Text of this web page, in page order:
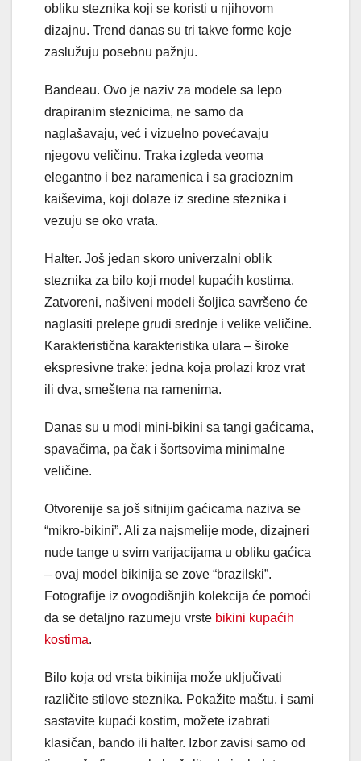
obliku steznika koji se koristi u njihovom
dizajnu. Trend danas su tri takve forme koje
zaslužuju posebnu pažnju.
Bandeau. Ovo je naziv za modele sa lepo
drapiranim steznicima, ne samo da
naglašavaju, već i vizuelno povećavaju
njegovu veličinu. Traka izgleda veoma
elegantno i bez naramenica i sa gracioznim
kaiševima, koji dolaze iz sredine steznika i
vezuju se oko vrata.
Halter. Još jedan skoro univerzalni oblik
steznika za bilo koji model kupaćih kostima.
Zatvoreni, našiveni modeli šoljica savršeno će
naglasiti prelepe grudi srednje i velike veličine.
Karakteristična karakteristika ulara – široke
ekspresivne trake: jedna koja prolazi kroz vrat
ili dva, smeštena na ramenima.
Danas su u modi mini-bikini sa tangi gaćicama,
spavačima, pa čak i šortsovima minimalne
veličine.
Otvorenije sa još sitnijim gaćicama naziva se
“mikro-bikini”. Ali za najsmelije mode, dizajneri
nude tange u svim varijacijama u obliku gaćica
– ovaj model bikinija se zove “brazilski”.
Fotografije iz ovogodišnjih kolekcija će pomoći
da se detaljno razumeju vrste bikini kupaćih
kostima.
Bilo koja od vrsta bikinija može uključivati
različite stilove steznika. Pokažite maštu, i sami
sastavite kupaći kostim, možete izabrati
klasičan, bando ili halter. Izbor zavisi samo od